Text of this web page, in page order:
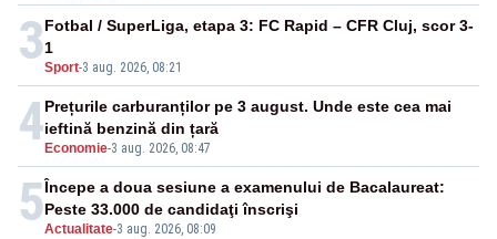
3Sport-3 aug. 2026, 08:21
Fotbal / SuperLiga, etapa 3: FC Rapid – CFR Cluj, scor 3-
1
4 Economie-3 aug. 2026, 08:47
Prețurile carburanților pe 3 august. Unde este cea mai
ieftină benzină din țară
5Actualitate-3 aug. 2026, 08:09
Începe a doua sesiune a examenului de Bacalaureat:
Peste 33.000 de candidaţi înscrişi